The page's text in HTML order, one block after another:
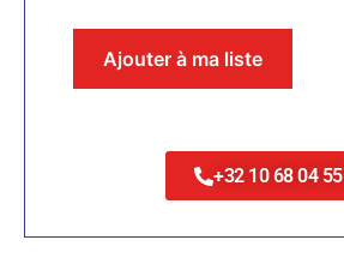
Ajouter à ma liste
+32 10 68 04 55